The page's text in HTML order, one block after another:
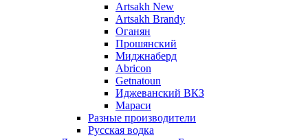
Artsakh New
Artsakh Brandy
Оганян
Прошянский
Миджнаберд
Abricon
Getnatoun
Иджеванский ВКЗ
Мараси
Разные производители
Русская водка